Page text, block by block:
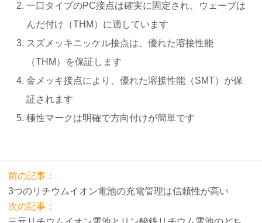
一口タイプのPC接点は確実に固定され、ウェーブは
んだ付け（THM）に適しています
スズメッキニッケル接点は、優れた溶接性能
（THM）を保証します
金メッキ接点により、優れた溶接性能（SMT）が保
証されます
極性マークは明確で方向付けが簡単です
前の記事：
3つのリチウムイオン電池の充電管理は信頼性が高い
次の記事：